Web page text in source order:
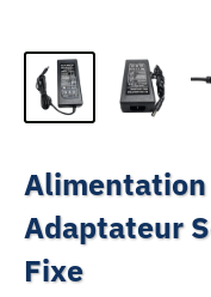
Alimentation
Adaptateur
Fixe